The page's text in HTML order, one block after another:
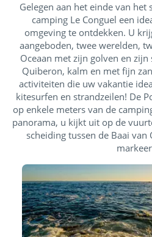
Gelegen aan het einde van
camping Le Conguel een
omgeving te ontdekken. U
aangeboden, twee werelden,
Oceaan met zijn golven en
Quiberon, kalm en met fijn
activiteiten die uw vakantie
kitesurfen en strandzeilen! De
op enkele meters van de
panorama, u kijkt uit op de
scheiding tussen de Baai van